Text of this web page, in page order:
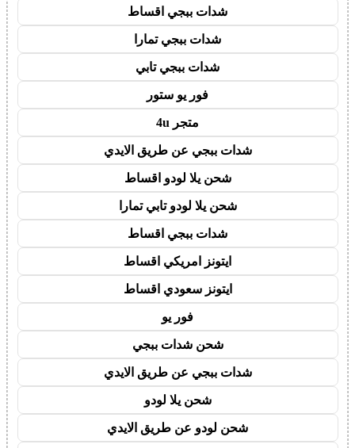
شدات ببجي اقساط
شدات ببجي تمارا
شدات ببجي تابي
فور يو ستور
متجر 4u
شدات ببجي عن طريق الايدي
شحن يلا لودو اقساط
شحن يلا لودو تابي تمارا
شدات ببجي اقساط
ايتونز امريكي اقساط
ايتونز سعودي اقساط
فور يو
شحن شدات ببجي
شدات ببجي عن طريق الايدي
شحن يلا لودو
شحن لودو عن طريق الايدي